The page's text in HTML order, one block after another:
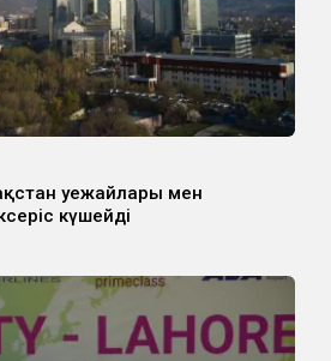
әуежайлары мен
күшейді